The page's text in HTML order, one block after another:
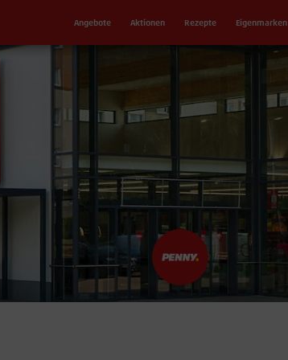
Angebote Aktionen Rezepte Eigenmarken